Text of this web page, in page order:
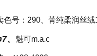
色号：290、菁纯柔润丝
、 魅可m.a.c